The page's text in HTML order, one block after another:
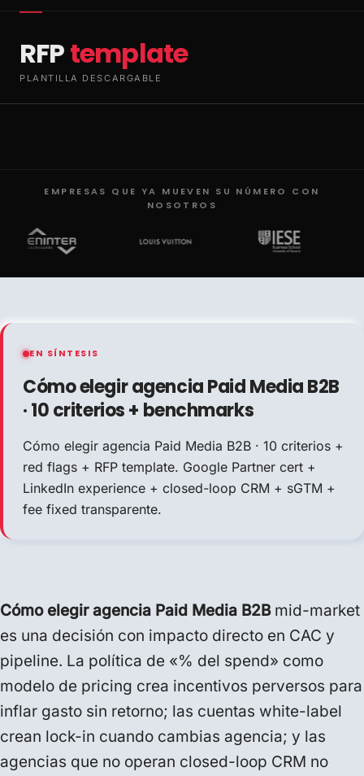
RFPtemplate
PLANTILLA DESCARGABLE
EMPRESAS QUE YA MUEVEN SU NÚMERO CON
NOSOTROS
EN SÍNTESIS
Cómo elegir agencia Paid Media B2B
· 10 criterios + benchmarks
Cómo elegir agencia Paid Media B2B · 10 criterios +
red flags + RFP template. Google Partner cert +
LinkedIn experience + closed-loop CRM + sGTM +
fee fixed transparente.
Cómo elegir agencia Paid Media B2Bmid-market
es una decisión con impacto directo en CAC y
pipeline. La política de «% del spend» como
modelo de pricing crea incentivos perversos para
inflar gasto sin retorno; las cuentas white-label
crean lock-in cuando cambias agencia; y las
agencias que no operan closed-loop CRM no